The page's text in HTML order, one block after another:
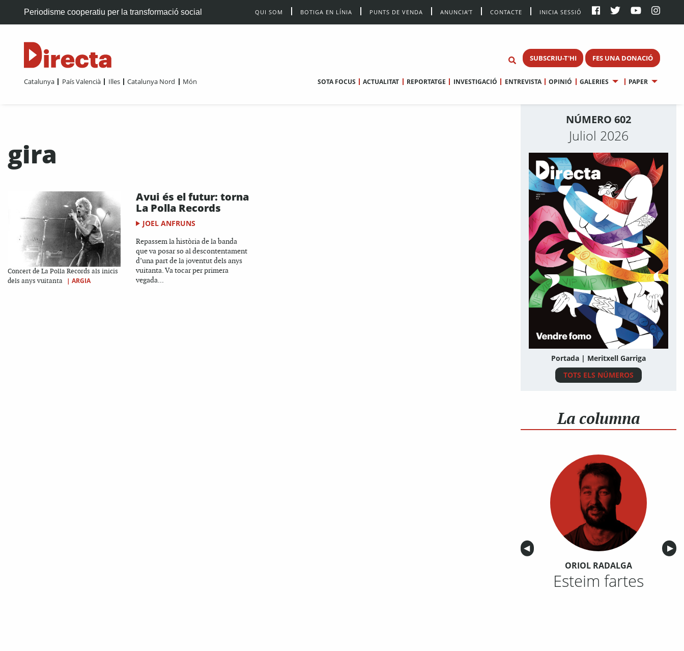
Periodisme cooperatiu per la transformació social QUI SOM BOTIGA EN LÍNIA PUNTS DE VENDA ANUNCIA’T CONTACTE INICIA SESSIÓ
SUBSCRIU-T'HI FES UNA DONACIÓ
Catalunya País Valencià Illes Catalunya Nord Món SOTA FOCUS ACTUALITAT REPORTATGE INVESTIGACIÓ ENTREVISTA OPINIÓ GALERIES PAPER
gira
Concert de La Polla Records als inicis
dels anys vuitanta
| ARGIA
Avui és el futur: torna
La Polla Records
JOEL ANFRUNS
Repassem la història de la banda
que va posar so al descontentament
d’una part de la joventut dels anys
vuitanta. Va tocar per primera
vegada...
NÚMERO 602
Juliol 2026
Portada | Meritxell Garriga
TOTS ELS NÚMEROS
La columna
Anterior
◀︎ ▶︎
ORIOL RADALGA
Esteim fartes